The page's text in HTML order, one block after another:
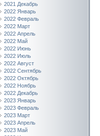
2021 Декабрь
2022 Январь
2022 Февраль
2022 Март
2022 Апрель
2022 Май
2022 Июнь
2022 Июль
2022 Август
2022 Сентябрь
2022 Октябрь
2022 Ноябрь
2022 Декабрь
2023 Январь
2023 Февраль
2023 Март
2023 Апрель
2023 Май